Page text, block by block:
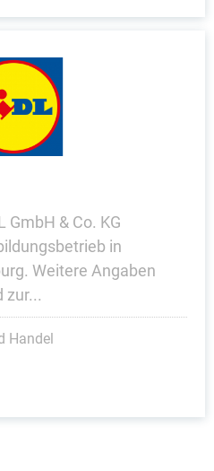
GmbH & Co. KG
in
Weitere Angaben
zur...
Handel